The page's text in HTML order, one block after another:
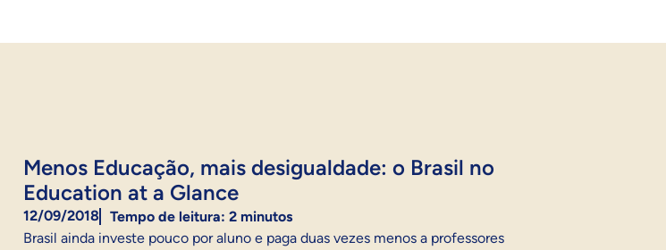
Menos Educação, mais desigualdade: o Brasil no
Education at a Glance
12/09/2018 Tempo de leitura: 2 minutos
Brasil ainda investe pouco por aluno e paga duas vezes menos a professores